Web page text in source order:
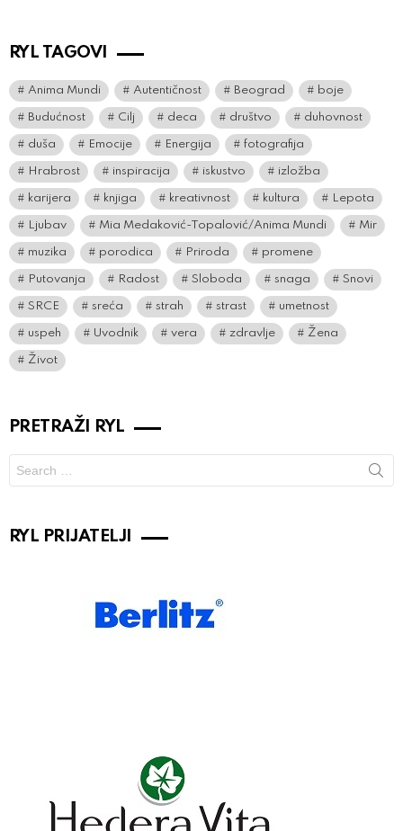
RYL TAGOVI
Anima Mundi Autentičnost Beograd boje
Budućnost Cilj deca društvo duhovnost
duša Emocije Energija fotografija
Hrabrost inspiracija iskustvo izložba
karijera knjiga kreativnost kultura Lepota
Ljubav Mia Medaković-Topalović/Anima Mundi Mir
muzika porodica Priroda promene
Putovanja Radost Sloboda snaga Snovi
SRCE sreća strah strast umetnost
uspeh Uvodnik vera zdravlje Žena
Život
PRETRAŽI RYL
for:
RYL PRIJATELJI